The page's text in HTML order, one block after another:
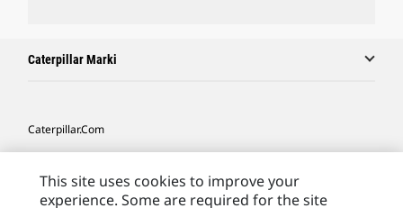
Caterpillar Marki
Caterpillar.com
Caterpillar Kontakt
This site uses cookies to improve your
experience. Some are required for the site